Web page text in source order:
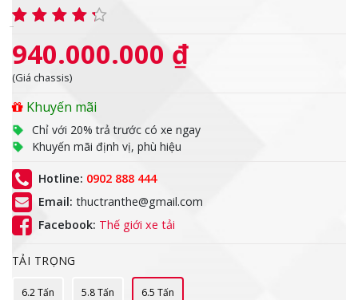
940.000.000 ₫
(Giá chassis)
Khuyến mãi
Chỉ với 20% trả trước có xe ngay
Khuyến mãi định vị, phù hiệu
Hotline: 0902 888 444
Email: thuctranthe@gmail.com
Facebook: Thế giới xe tải
TẢI TRỌNG
6.2 Tấn 5.8 Tấn 6.5 Tấn